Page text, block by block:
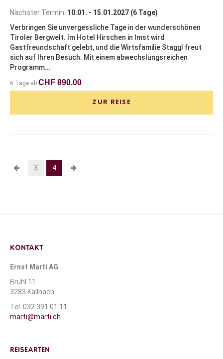
Nächster Termin: 10.01. - 15.01.2027 (6 Tage)
Verbringen Sie unvergessliche Tage in der wunderschönen
Tiroler Bergwelt. Im Hotel Hirschen in Imst wird
Gastfreundschaft gelebt, und die Wirtsfamilie Staggl freut
sich auf Ihren Besuch. Mit einem abwechslungsreichen
Programm...
6 Tage ab CHF 890.00
ZUR REISE
3 4
KONTAKT
Ernst Marti AG
Brühl 11
3283 Kallnach
Tel. 032 391 01 11
marti@marti.ch
REISEARTEN